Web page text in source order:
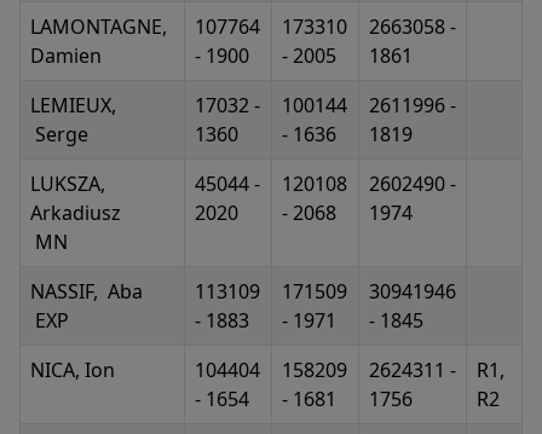
LAMONTAGNE,
Damien
107764
- 1900
173310
- 2005
2663058 -
1861
LEMIEUX,
Serge
17032 -
1360
100144
- 1636
2611996 -
1819
LUKSZA,
Arkadiusz
MN
45044 -
2020
120108
- 2068
2602490 -
1974
NASSIF, Aba
EXP
113109
- 1883
171509
- 1971
30941946
- 1845
NICA, Ion
104404
- 1654
158209
- 1681
2624311 -
1756
R1,
R2